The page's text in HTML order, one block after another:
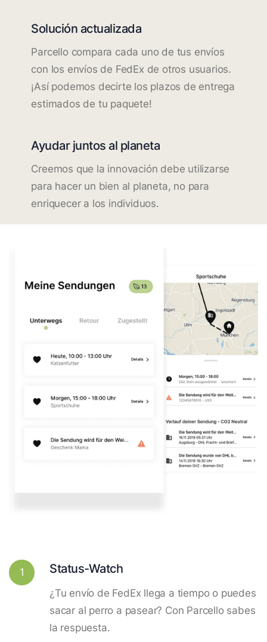
Solución actualizada
Parcello compara cada uno de tus envíos
con los envíos de FedEx de otros usuarios.
¡Así podemos decirte los plazos de entrega
estimados de tu paquete!
Ayudar juntos al planeta
Creemos que la innovación debe utilizarse
para hacer un bien al planeta, no para
enriquecer a los individuos.
1 Status-Watch
¿Tu envío de FedEx llega a tiempo o puedes
sacar al perro a pasear? Con Parcello sabes
la respuesta.